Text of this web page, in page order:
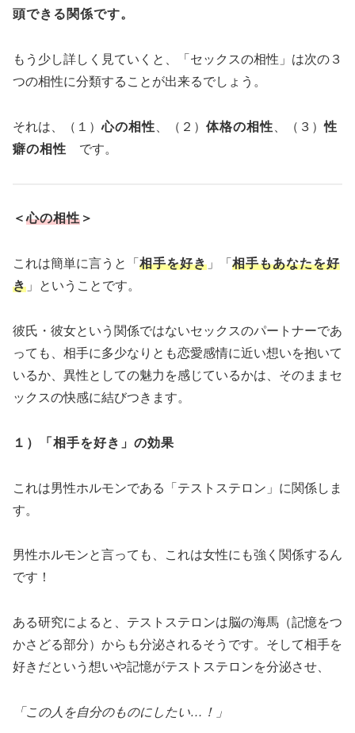
頭できる関係です。
もう少し詳しく見ていくと、「セックスの相性」は次の３
つの相性に分類することが出来るでしょう。
それは、（１）心の相性 、（２） 体格の相性 、（３）性
癖の相性 です。
＜心の相性 ＞
これは簡単に言うと「 相手を好き 」「 相手もあなたを好
き 」ということです。
彼氏・彼女という関係ではないセックスのパートナーであ
っても、相手に多少なりとも恋愛感情に近い想いを抱いて
いるか、異性としての魅力を感じているかは、そのままセ
ックスの快感に結びつきます。
１）「相手を好き」の効果
これは男性ホルモンである「テストステロン」に関係しま
す。
男性ホルモンと言っても、これは女性にも強く関係するん
です！
ある研究によると、テストステロンは脳の海馬（記憶をつ
かさどる部分）からも分泌されるそうです。そして相手を
好きだという想いや記憶がテストステロンを分泌させ、
「この人を自分のものにしたい…！」